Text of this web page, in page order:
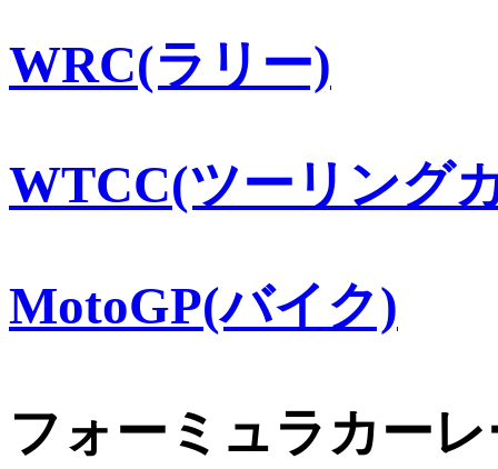
WRC(ラリー)
WTCC(ツーリング
MotoGP(バイク)
フォーミュラカー